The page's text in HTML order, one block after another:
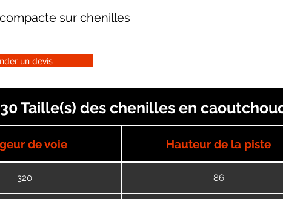
sur chenilles
un devis
Taille(s) des chenilles en
de voie Hauteur de la piste
320 86